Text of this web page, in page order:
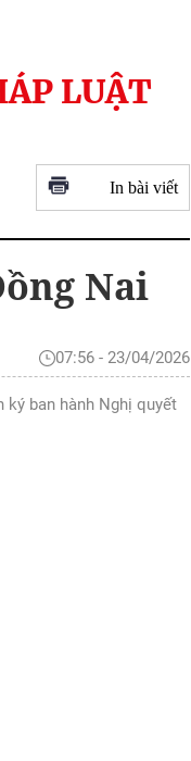
LUẬT
In bài viết
Nai
07:56 - 23/04/2026
ký ban hành Nghị quyết